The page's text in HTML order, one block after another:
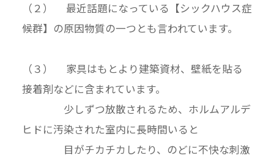
（２） 最近話題になっている【シックハウス症
候群】の原因物質の一つとも言われています。
（３） 家具はもとより建築資材、壁紙を貼る
接着剤などに含まれています。
少しずつ放散されるため、ホルムアルデ
ヒドに汚染された室内に長時間いると
目がチカチカしたり、のどに不快な刺激